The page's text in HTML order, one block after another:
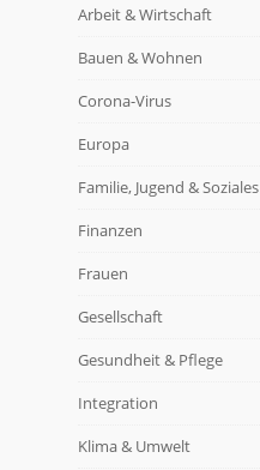
Arbeit & Wirtschaft
Bauen & Wohnen
Corona-Virus
Europa
Familie, Jugend & Soziales
Finanzen
Frauen
Gesellschaft
Gesundheit & Pflege
Integration
Klima & Umwelt